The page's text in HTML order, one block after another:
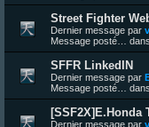
Street Fighter
Dernier message par
Message posté… dans
SFFR LinkedIN
Dernier message par
Message posté… dans
[SSF2X]E.Honda
Dernier message par